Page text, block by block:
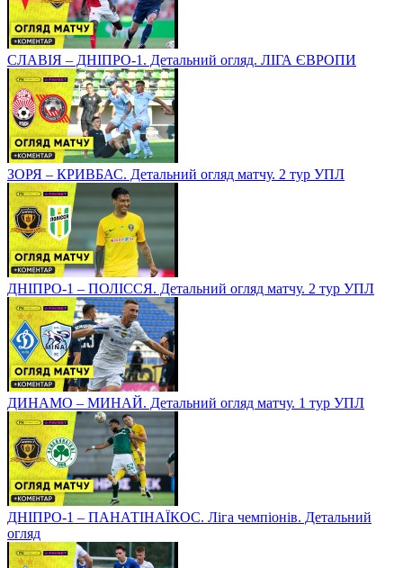
СЛАВІЯ – ДНІПРО-1. Детальний огляд. ЛІГА ЄВРОПИ
ЗОРЯ – КРИВБАС. Детальний огляд матчу. 2 тур УПЛ
ДНІПРО-1 – ПОЛІССЯ. Детальний огляд матчу. 2 тур УПЛ
ДИНАМО – МИНАЙ. Детальний огляд матчу. 1 тур УПЛ
ДНІПРО-1 – ПАНАТІНАЇКОС. Ліга чемпіонів. Детальний
огляд